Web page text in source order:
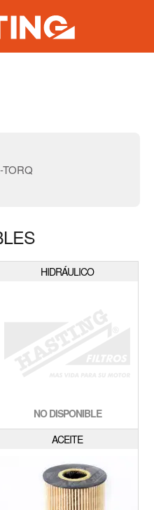
HIDRÁULICO
NO DISPONIBLE
ACEITE